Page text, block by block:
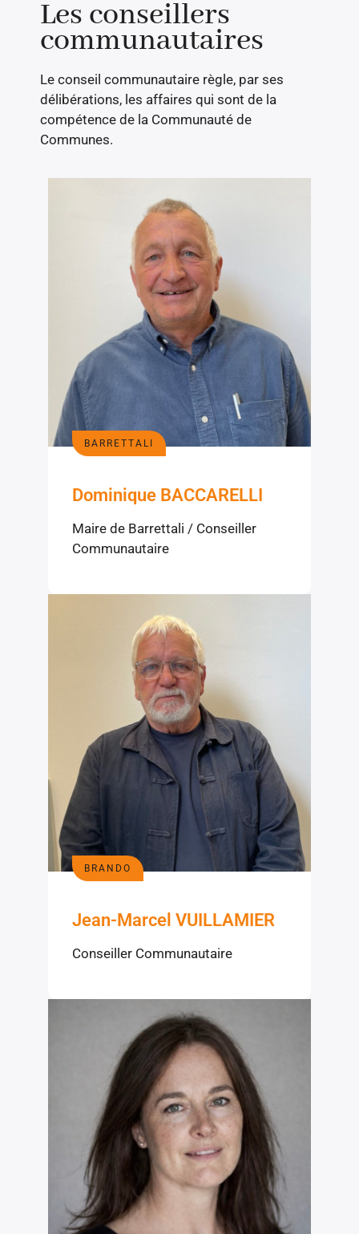
Les conseillers
communautaires
Le conseil communautaire règle, par ses
délibérations, les affaires qui sont de la
compétence de la Communauté de
Communes.
BARRETTALI
Dominique BACCARELLI
Maire de Barrettali / Conseiller
Communautaire
BRANDO
Jean-Marcel VUILLAMIER
Conseiller Communautaire